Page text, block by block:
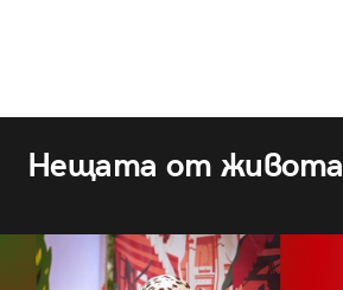
Нещата от живота